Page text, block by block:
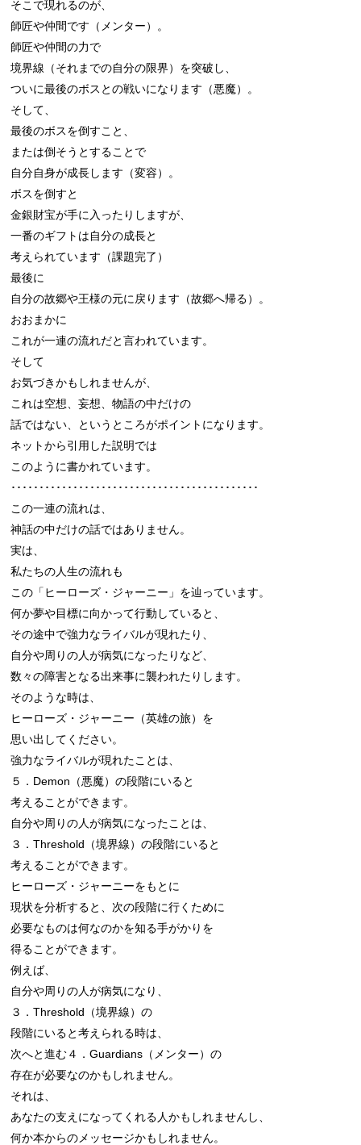
そこで現れるのが、
師匠や仲間です（メンター）。
師匠や仲間の力で
境界線（それまでの自分の限界）を突破し、
ついに最後のボスとの戦いになります（悪魔）。
そして、
最後のボスを倒すこと、
または倒そうとすることで
自分自身が成長します（変容）。
ボスを倒すと
金銀財宝が手に入ったりしますが、
一番のギフトは自分の成長と
考えられています（課題完了）
最後に
自分の故郷や王様の元に戻ります（故郷へ帰る）。
おおまかに
これが一連の流れだと言われています。
そして
お気づきかもしれませんが、
これは空想、妄想、物語の中だけの
話ではない、というところがポイントになります。
ネットから引用した説明では
このように書かれています。
････････････････････････････････････････････
この一連の流れは、
神話の中だけの話ではありません。
実は、
私たちの人生の流れも
この「ヒーローズ・ジャーニー」を辿っています。
何か夢や目標に向かって行動していると、
その途中で強力なライバルが現れたり、
自分や周りの人が病気になったりなど、
数々の障害となる出来事に襲われたりします。
そのような時は、
ヒーローズ・ジャーニー（英雄の旅）を
思い出してください。
強力なライバルが現れたことは、
５．Demon（悪魔）の段階にいると
考えることができます。
自分や周りの人が病気になったことは、
３．Threshold（境界線）の段階にいると
考えることができます。
ヒーローズ・ジャーニーをもとに
現状を分析すると、次の段階に行くために
必要なものは何なのかを知る手がかりを
得ることができます。
例えば、
自分や周りの人が病気になり、
３．Threshold（境界線）の
段階にいると考えられる時は、
次へと進む４．Guardians（メンター）の
存在が必要なのかもしれません。
それは、
あなたの支えになってくれる人かもしれませんし、
何か本からのメッセージかもしれません。